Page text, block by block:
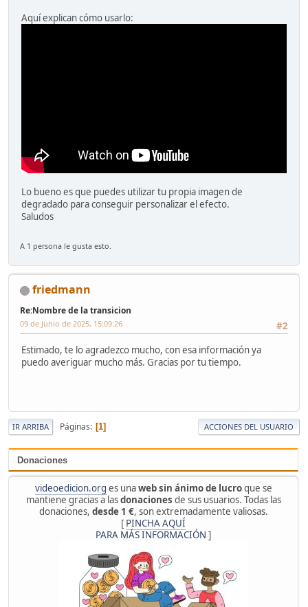
Donaciones
videoedicion.org es unaweb sin ánimo de lucroque se
mantiene gracias a lasdonaciones de sus usuarios. Todas las
donaciones, desde 1 €, son extremadamente valiosas.
[ PINCHA AQUÍ
PARA MÁS INFORMACIÓN ]
Aquí explican cómo usarlo:
Lo bueno es que puedes utilizar tu propia imagen de
degradado para conseguir personalizar el efecto.
Saludos
A 1 persona le gusta esto.
friedmann
Re:Nombre de la transicion
#2
09 de Junio de 2025, 15:09:26
Estimado, te lo agradezco mucho, con esa información ya
puedo averiguar mucho más. Gracias por tu tiempo.
IR ARRIBA Páginas 1 ACCIONES DEL USUARIO